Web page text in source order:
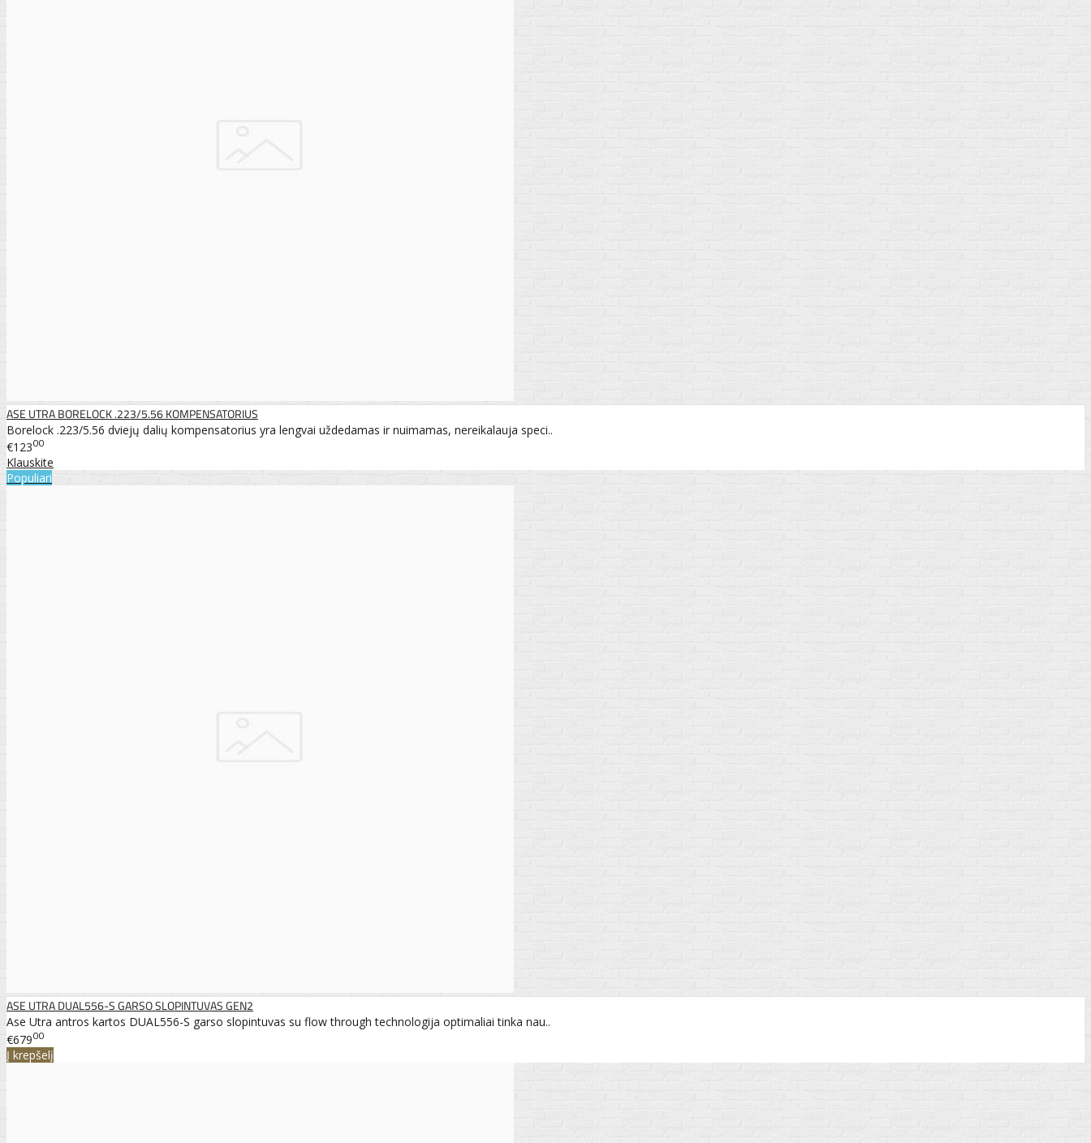
ASE UTRA BORELOCK .223/5.56 KOMPENSATORIUS
Borelock .223/5.56 dviejų dalių kompensatorius yra lengvai uždedamas ir nuimamas, nereikalauja speci..
€12300
Klauskite
Populiari
ASE UTRA DUAL556-S GARSO SLOPINTUVAS GEN2
Ase Utra antros kartos DUAL556-S garso slopintuvas su flow through technologija optimaliai tinka nau..
€67900
Į krepšelį